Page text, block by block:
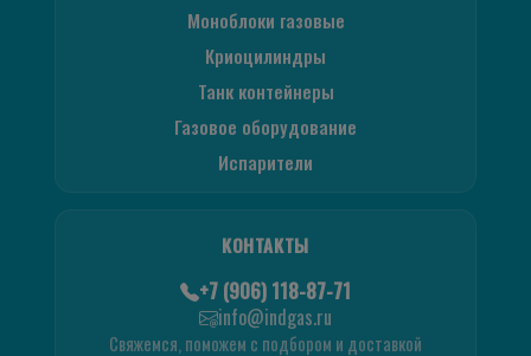
Моноблоки газовые
Криоцилиндры
Танк контейнеры
Газовое оборудование
Испарители
КОНТАКТЫ
+7 (906) 118-87-71
info@indgas.ru
Свяжемся, поможем с подбором и доставкой